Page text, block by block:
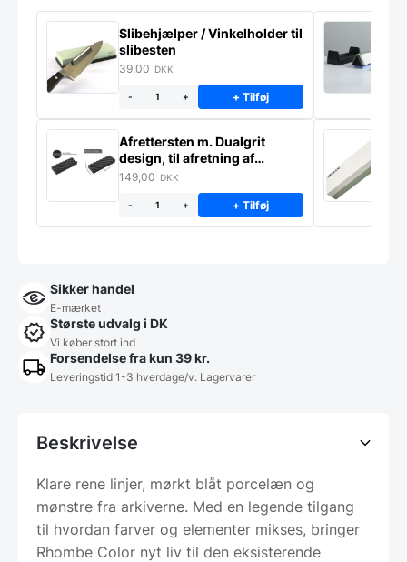
Slibehjælper / Vinkelholder til
slibesten
39,00 DKK
- + + Tilføj
Afrettersten m. Dualgrit
design, til afretning af
slibesten
149,00 DKK
- + + Tilføj
Sikker handel
E-mærket
Største udvalg i DK
Vi køber stort ind
Forsendelse fra kun 39 kr.
Leveringstid 1-3 hverdage/v. Lagervarer
Beskrivelse
Klare rene linjer, mørkt blåt porcelæn og
mønstre fra arkiverne. Med en legende tilgang
til hvordan farver og elementer mikses, bringer
Rhombe Color nyt liv til den eksisterende